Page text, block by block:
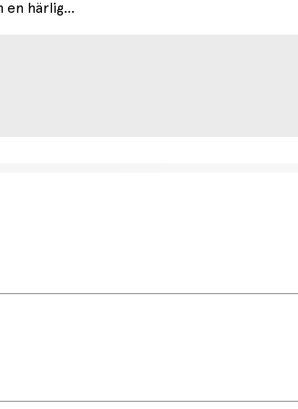
en härlig...